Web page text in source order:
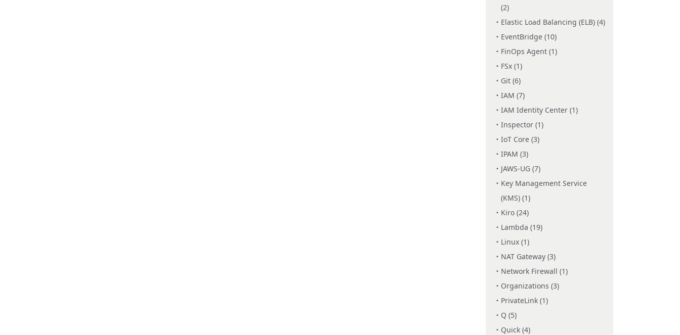
(2)
Elastic Load Balancing (ELB) (4)
EventBridge (10)
FinOps Agent (1)
FSx (1)
Git (6)
IAM (7)
IAM Identity Center (1)
Inspector (1)
IoT Core (3)
IPAM (3)
JAWS-UG (7)
Key Management Service
(KMS) (1)
Kiro (24)
Lambda (19)
Linux (1)
NAT Gateway (3)
Network Firewall (1)
Organizations (3)
PrivateLink (1)
Q (5)
Quick (4)